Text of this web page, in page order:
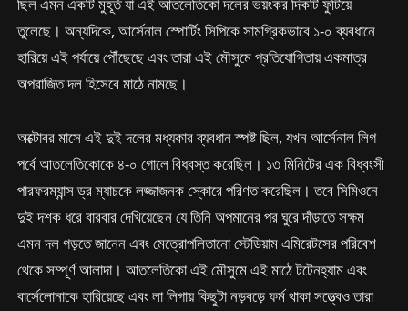
ছিল এমন একটি মুহূর্ত যা এই আতলেতিকো দলের ভয়ংকর দিকটি ফুটিয়ে
তুলেছে। অন্যদিকে, আর্সেনাল স্পোর্টিং সিপিকে সামগ্রিকভাবে ১-০ ব্যবধানে
হারিয়ে এই পর্যায়ে পৌঁছেছে এবং তারা এই মৌসুমে প্রতিযোগিতায় একমাত্র
অপরাজিত দল হিসেবে মাঠে নামছে।
অক্টোবর মাসে এই দুই দলের মধ্যকার ব্যবধান স্পষ্ট ছিল, যখন আর্সেনাল লিগ
পর্বে আতলেতিকোকে ৪-০ গোলে বিধ্বস্ত করেছিল। ১৩ মিনিটের এক বিধ্বংসী
পারফরম্যান্স ড্র ম্যাচকে লজ্জাজনক স্কোরে পরিণত করেছিল। তবে সিমিওনে
দুই দশক ধরে বারবার দেখিয়েছেন যে তিনি অপমানের পর ঘুরে দাঁড়াতে সক্ষম
এমন দল গড়তে জানেন এবং মেত্রোপলিতানো স্টেডিয়াম এমিরেটসের পরিবেশ
থেকে সম্পূর্ণ আলাদা। আতলেতিকো এই মৌসুমে এই মাঠে টটেনহ্যাম এবং
বার্সেলোনাকে হারিয়েছে এবং লা লিগায় কিছুটা নড়বড়ে ফর্ম থাকা সত্ত্বেও তারা